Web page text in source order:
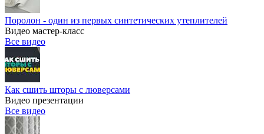
Поролон - один из первых синтетических утеплителей
Видео мастер-класс
Все видео
Как сшить шторы с люверсами
Видео презентации
Все видео